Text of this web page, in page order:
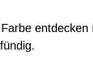
entdecken